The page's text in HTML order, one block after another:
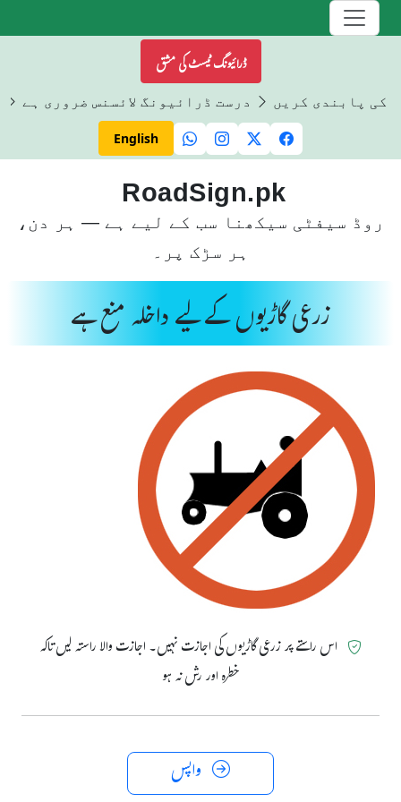
ڈرائیونگ ٹیسٹ کی مشق
کی پابندی کریں درست ڈرائیونگ لائسنس ضروری ہے
English
RoadSign.pk
روڈ سیفٹی سیکھنا سب کے لیے ہے — ہر دن،
ہر سڑک پر۔
زرعی گاڑیوں کے لیے داخلہ منع ہے
اس راستے پر زرعی گاڑیوں کی اجازت نہیں۔ اجازت والا راستہ لیں تاکہ
خطرہ اور رش نہ ہو
واپس